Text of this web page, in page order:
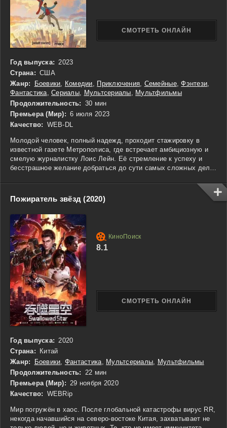
Год выпуска: 2023
Страна: США
Жанр:
Боевики Комедии Приключения Семейные,Фэнтези
Фантастика ,Сериалы, Мультсериалы
Мультфильмы
Продолжительность: 30 мин
Премьера (Мир): 6 июля 2023
Качество: WEB-DL
Молодой человек, полный надежд, проходит стажировку в
известной газете Метрополиса, где встречает амбициозную и
смелую журналистку Лоис Лейн. Её стремление к успеху и
бесстрашное желание добраться до сути самых сложных дел
непросто. Лоис устремляется на самые рискованные задания,
а Кларк, тайно используя свои невероятные способности, не
раз спасает её от беды. Однако девушка начинает подозревать
связь между застенчивым стажёром и загадочным героем в
плаще. Теперь её целью становится разоблачение Супермена,
что добавляет интриги в их взаимодействие.
СМОТРЕТЬ ОНЛАЙН
Пожиратель звёзд (2020)
Год выпуска: 2020
Страна: Китай
Жанр:
Боевики Фантастика Мультсериалы
Мультфильмы
Продолжительность:
22 мин
Премьера (Мир): 29 ноября 2020
Качество: WEBRip
Мир погружён в хаос. После глобальной катастрофы вирус RR,
некогда начавшийся на северо-востоке Китая, захватывает не
СМОТРЕТЬ ОНЛАЙН
8.1